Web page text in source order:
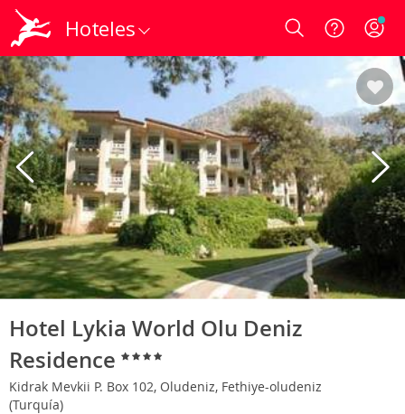
Hoteles Login
Hotel Lykia World Olu Deniz
Residence
Kidrak Mevkii P. Box 102, Oludeniz, Fethiye-oludeniz
(Turquía)